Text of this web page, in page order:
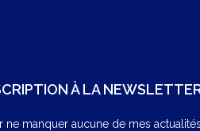
À LA
ne manquer aucune de mes